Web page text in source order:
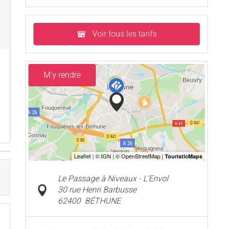
Voir tous les tarifs
M'y rendre
Le Passage à Niveaux - L'Envol
30 rue Henri Barbusse
62400 BÉTHUNE